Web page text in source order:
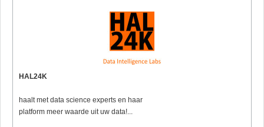
HAL24K
haalt met data science experts en haar
platform meer waarde uit uw data!...